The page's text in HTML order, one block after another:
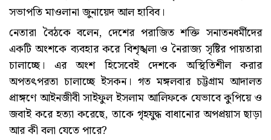
সভাপতি মাওলানা জুনায়েদ আল হাবিব।
নেতারা বৈঠকে বলেন, দেশের পরাজিত শক্তি সনাতনধর্মীদের
একটি অংশকে ব্যবহার করে বিশৃঙ্খলা ও নৈরাজ্য সৃষ্টির পায়তারা
চালাচ্ছে। এর অংশ হিসেবেই দেশকে অস্থিতিশীল করার
অপতৎপরতা চালাচ্ছে ইসকন। গত মঙ্গলবার চট্টগ্রাম আদালত
প্রাঙ্গণে আইনজীবী সাইফুল ইসলাম আলিফকে যেভাবে কুপিয়ে ও
জবাই করে হত্যা করেছে, তাকে গৃহযুদ্ধ বাধানোর অপপ্রয়াস ছাড়া
আর কী বলা যেতে পারে?